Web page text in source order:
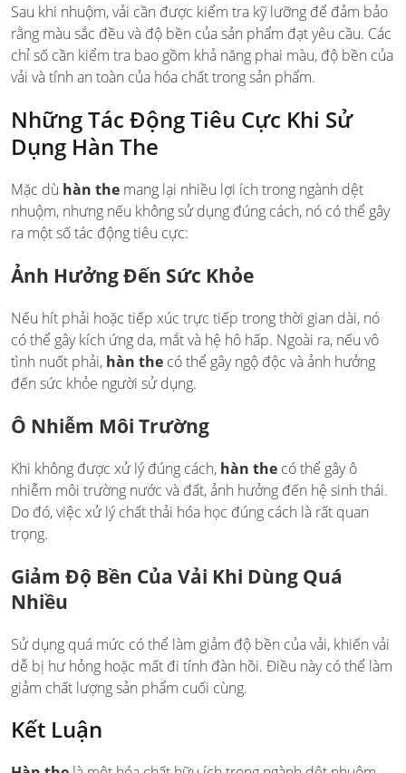
Sau khi nhuộm, vải cần được kiểm tra kỹ lưỡng để đảm bảo
rằng màu sắc đều và độ bền của sản phẩm đạt yêu cầu. Các
chỉ số cần kiểm tra bao gồm khả năng phai màu, độ bền của
vải và tính an toàn của hóa chất trong sản phẩm.
Những Tác Động Tiêu Cực Khi Sử
Dụng Hàn The
Mặc dù hàn the mang lại nhiều lợi ích trong ngành dệt
nhuộm, nhưng nếu không sử dụng đúng cách, nó có thể gây
ra một số tác động tiêu cực:
Ảnh Hưởng Đến Sức Khỏe
Nếu hít phải hoặc tiếp xúc trực tiếp trong thời gian dài, nó
có thể gây kích ứng da, mắt và hệ hô hấp. Ngoài ra, nếu vô
tình nuốt phải, hàn the có thể gây ngộ độc và ảnh hưởng
đến sức khỏe người sử dụng.
Ô Nhiễm Môi Trường
Khi không được xử lý đúng cách, hàn the có thể gây ô
nhiễm môi trường nước và đất, ảnh hưởng đến hệ sinh thái.
Do đó, việc xử lý chất thải hóa học đúng cách là rất quan
trọng.
Giảm Độ Bền Của Vải Khi Dùng Quá
Nhiều
Sử dụng quá mức có thể làm giảm độ bền của vải, khiến vải
dễ bị hư hỏng hoặc mất đi tính đàn hồi. Điều này có thể làm
giảm chất lượng sản phẩm cuối cùng.
Kết Luận